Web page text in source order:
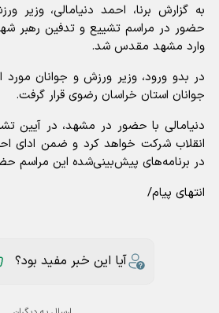
به گزارش برنا، احمد دنیامالی، وزیر
حضور در مراسم تشییع و تدفین رهبر
وارد مشهد مقدس شد.
در بدو ورود، وزیر ورزش و جوانان
جوانان استان خراسان رضوی قرار گرفت.
دنیامالی با حضور در مشهد، در آیین
انقلاب شرکت خواهد کرد و ضمن ادای
در برنامه‌های پیش‌بینی‌شده این مراسم
انتهای پیام/
آیا این خبر مفید بود؟